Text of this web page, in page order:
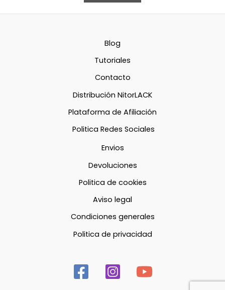
Blog
Tutoriales
Contacto
Distribución NitorLACK
Plataforma de Afiliación
Politica Redes Sociales
Envios
Devoluciones
Politica de cookies
Aviso legal
Condiciones generales
Politica de privacidad